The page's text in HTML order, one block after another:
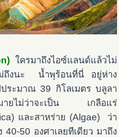
ใครมาถึงไอซ์แลนด์แล้วไม่
ม่ถึงนะ น้ำพุร้อนที่นี่ อยู่ห่าง
ประมาณ 39 กิโลเมตร บลูลา
มายไม่ว่าจะเป็น เกลือแร่
และสาหร่าย (Algae) ว่า
50 องศาเลยทีเดียว มาถึง